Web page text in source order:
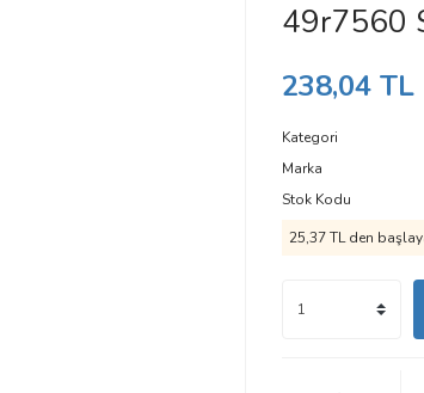
49r7560
238,04 TL
Kategori
Marka
Stok Kodu
25,37 TL den